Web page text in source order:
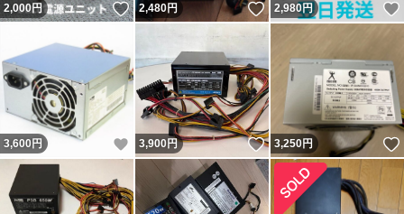
2,000円 いいね！
2,480円 いいね！
2,980円
3,600 円 いいね！
3,900円 いいね！
3,250円